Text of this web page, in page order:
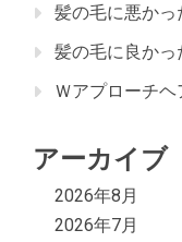
髪の毛に悪かっ
髪の毛に良かっ
Ｗアプローチ
アーカイブ
2026年8月
2026年7月